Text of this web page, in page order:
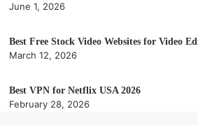
June 1, 2026
Best Free Stock Video Websites for Video
March 12, 2026
Best VPN for Netflix USA 2026
February 28, 2026